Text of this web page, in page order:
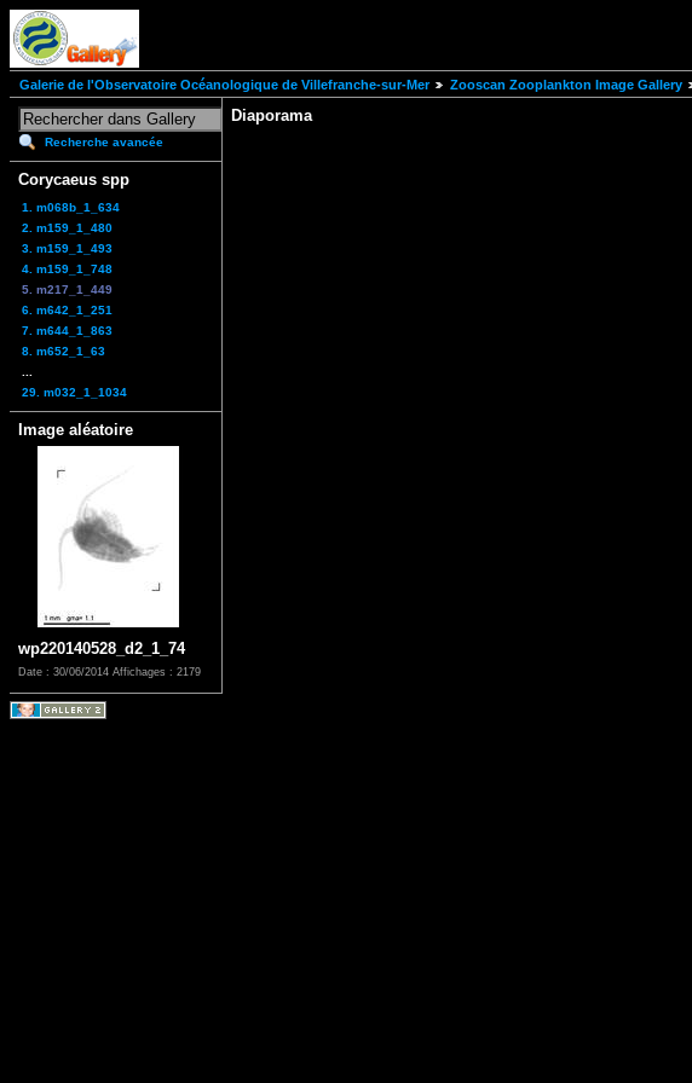
Galerie de l'Observatoire Océanologique de Villefranche-sur-Mer Zooscan Zooplankton Image Gallery
Recherche avancée
Corycaeus spp
1. m068b_1_634
2. m159_1_480
3. m159_1_493
4. m159_1_748
5. m217_1_449
6. m642_1_251
7. m644_1_863
8. m652_1_63
29. m032_1_1034
Image aléatoire
wp220140528_d2_1_74
Date : 30/06/2014 Affichages : 2179
Diaporama